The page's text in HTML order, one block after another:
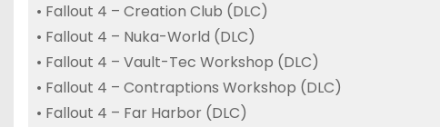
• Fallout 4 – Creation Club (DLC)
• Fallout 4 – Nuka-World (DLC)
• Fallout 4 – Vault-Tec Workshop (DLC)
• Fallout 4 – Contraptions Workshop (DLC)
• Fallout 4 – Far Harbor (DLC)